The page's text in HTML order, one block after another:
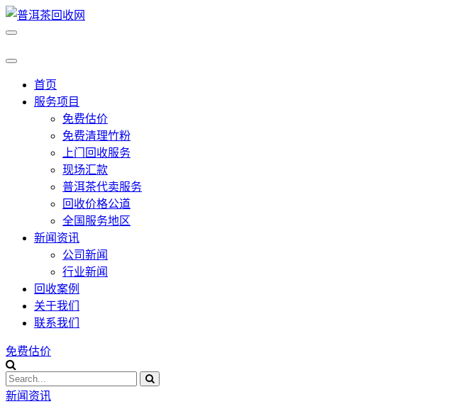
首页
服务项目
免费估价
免费清理竹粉
上门回收服务
现场汇款
普洱茶代卖服务
回收价格公道
全国服务地区
新闻资讯
公司新闻
行业新闻
回收案例
关于我们
联系我们
免费估价
新闻资讯